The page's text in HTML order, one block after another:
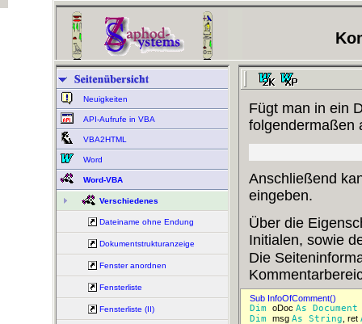
Neuigkeiten
API-Aufrufe in VBA
VBA2HTML
Word
Word-VBA
Verschiedenes
Dateiname ohne Endung
Dokumentstrukturanzeige
Fenster anordnen
Fensterliste
Fensterliste (II)
Fügt man in ein
folgendermaßen
Anschließend
eingeben.
Über die
Initialen, sowie
Die
Sub InfoOfComment()
Dim oDoc As
Dim msg As String , ret